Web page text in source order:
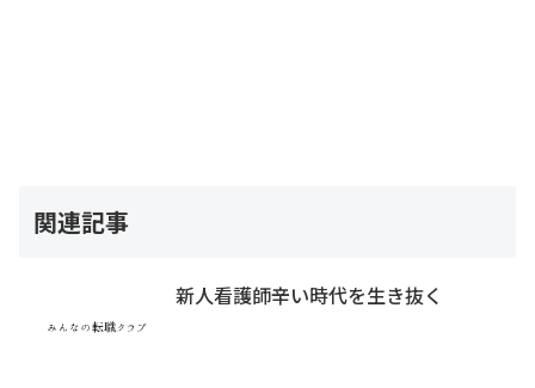
関連記事
新人看護師辛い時代を生き抜く